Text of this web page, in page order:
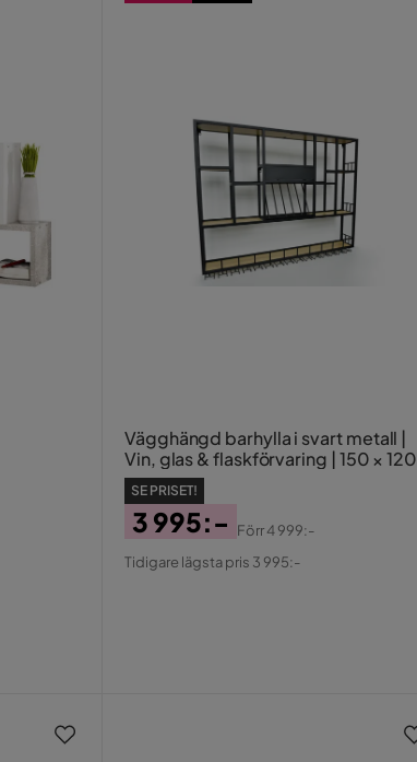
Vägghängd barhylla i svart metall |
Vin, glas & flaskförvaring | 150 × 120
cm
SE PRISET!
Pris
3 995:-
Original
Förr4 999:-
Tidigare lägsta pris 3 995:-